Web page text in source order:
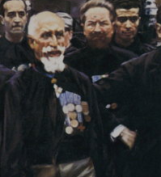
GALLERIE FOTOGRAFICHE
RICERCA